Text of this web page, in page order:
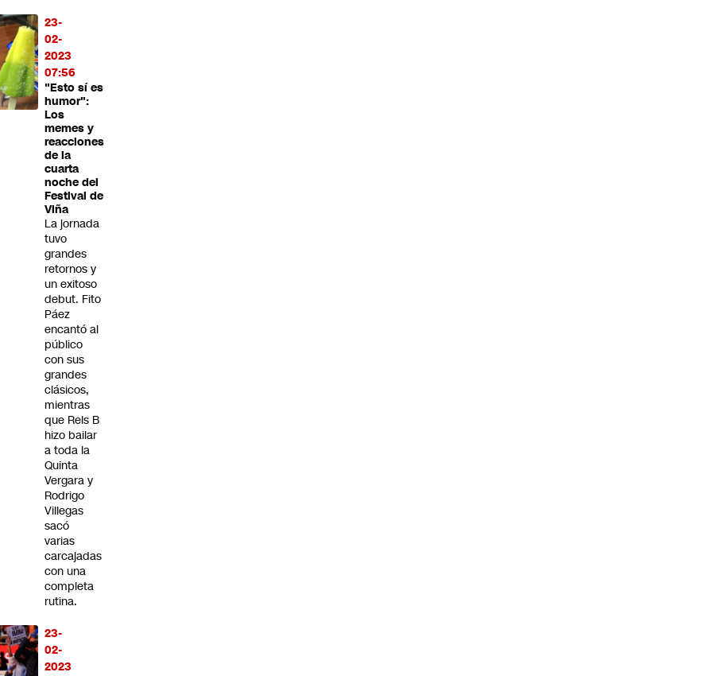
23-
02-
2023
07:56
"Esto sí es
humor":
Los
memes y
reacciones
de la
cuarta
noche del
Festival de
Viña
La jornada
tuvo
grandes
retornos y
un exitoso
debut. Fito
Páez
encantó al
público
con sus
grandes
clásicos,
mientras
que Rels B
hizo bailar
a toda la
Quinta
Vergara y
Rodrigo
Villegas
sacó
varias
carcajadas
con una
completa
rutina.
23-
02-
2023